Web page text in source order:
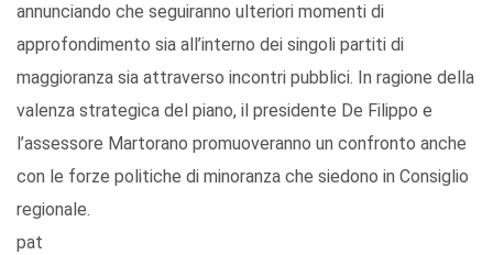
annunciando che seguiranno ulteriori momenti di
approfondimento sia all’interno dei singoli partiti di
maggioranza sia attraverso incontri pubblici. In ragione della
valenza strategica del piano, il presidente De Filippo e
l’assessore Martorano promuoveranno un confronto anche
con le forze politiche di minoranza che siedono in Consiglio
regionale.
pat